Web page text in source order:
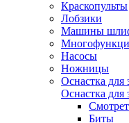
Краскопульты
Лобзики
Машины
Насосы
Ножницы
Оснастка для
Оснастка для
Биты